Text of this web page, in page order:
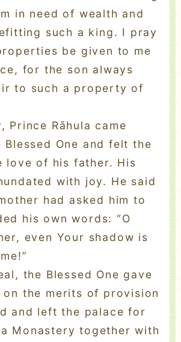
in need of wealth and
such a king. I pray
be given to me
for the son always
to such a property of
Prince Rāhula came
One and felt the
love of his father. His
with joy. He said
had asked him to
his own words: “O
even Your shadow is
the Blessed One gave
on the merits of provision
and left the palace for
Monastery together with